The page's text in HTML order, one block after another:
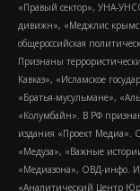
«Правый сектор», УНА-
дивижн», «Меджлис
общероссийская
Признаны
Кавказ», «Исламское
«Братья-мусульмане»,
«Колумбайн». В РФ
издания «Проект Медиа».
«Медуза», «Важные
«Медиазона», ОВД-инфо.
«Аналитический Центр